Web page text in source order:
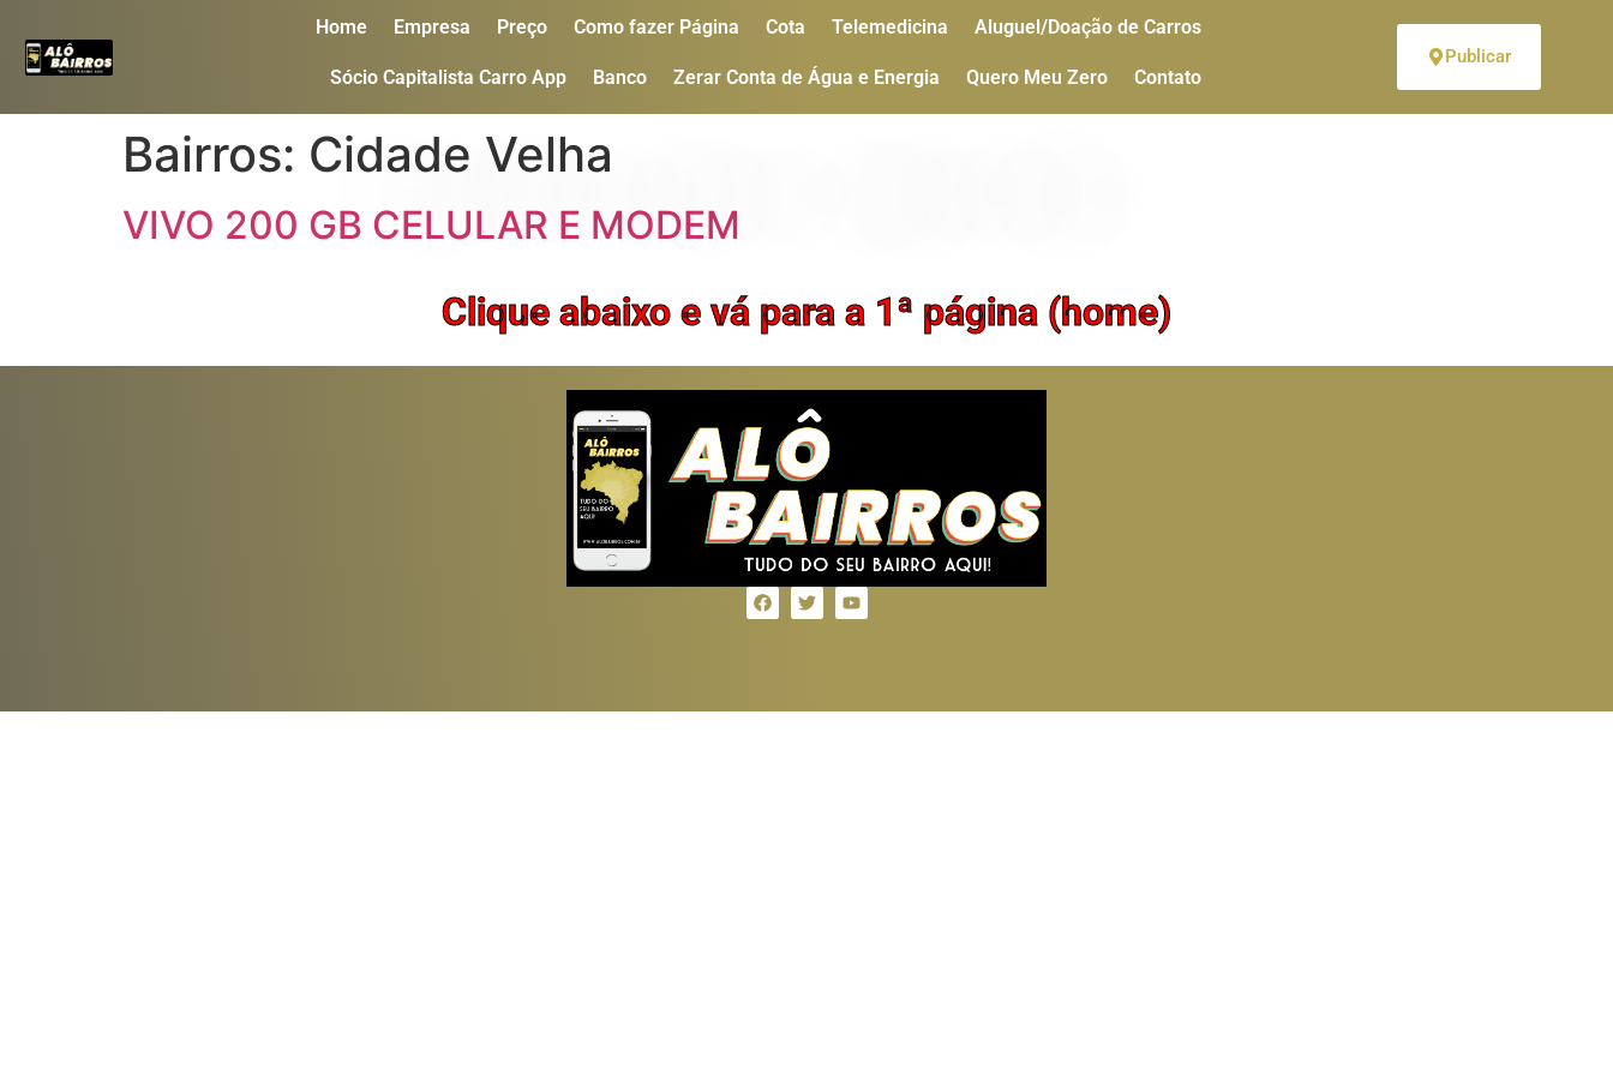
Home Empresa Preço Como fazer Página Cota Telemedicina Aluguel/Doação de Carros
Sócio Capitalista Carro App Banco Zerar Conta de Água e Energia Quero Meu Zero Contato
Publicar
Bairros: Cidade Velha
VIVO 200 GB CELULAR E MODEM
Clique abaixo e vá para a 1ª página (home)